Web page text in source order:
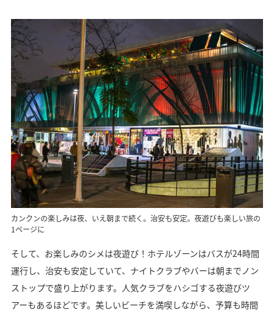
カンクンの楽しみは夜、いえ朝まで続く。治安も安定。夜遊びも楽しい旅の
1ページに
そして、お楽しみのシメは夜遊び！ホテルゾーンはバスが24時間
運行し、治安も安定していて、ナイトクラブやバーは朝までノン
ストップで盛り上がります。人気クラブをハシゴする夜遊びツ
アーもあるほどです。美しいビーチを満喫しながら、予算も時間